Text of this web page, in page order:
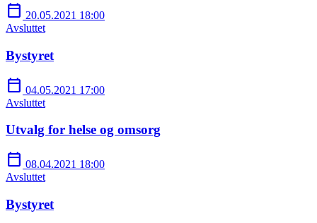
calendar_today 20.05.2021 18:00
Avsluttet
Bystyret
calendar_today 04.05.2021 17:00
Avsluttet
Utvalg for helse og omsorg
calendar_today 08.04.2021 18:00
Avsluttet
Bystyret